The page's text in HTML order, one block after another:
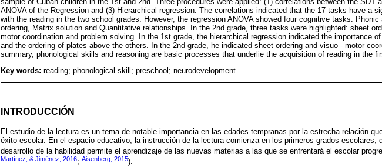
ANOVA of the Regression and (3) Hierarchical regression. The correlations indicated that the 17 tasks have a
with the reading in the two school grades. However, the regression ANOVA showed four cognitive tasks:
ordering, Matrix solution and Quantitative relationships. In the 2nd grade, three tasks were highlighted: sheet
motor coordination and problem solving. In the 1st grade, the hierarchical regression indicated the importance
and the ordering of plates above the others. In the 2nd grade, he indicated sheet ordering and visuo - motor
summary, phonological skills and reasoning are basic processes that underlie the acquisition of reading in the
Key words: reading; phonological skill; preschool; neurodevelopment
INTRODUCCIÓN
El estudio de la lectura es un tema de notable importancia en las edades tempranas por la estrecha relación
éxito escolar. En el espacio educativo, la instrucción de la lectura comienza en los primeros grados escolares,
desarrollo de la habilidad permite el aprendizaje de las nuevas materias a las que se enfrentará el escolar
Martínez, & Jiménez, 2016; Aisenberg, 2015).